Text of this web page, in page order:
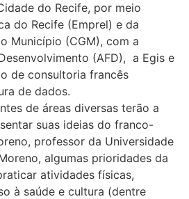
do Recife, por meio
do Recife (Emprel) e da
Município (CGM), com a
(AFD), a Egis e
de consultoria francês
de dados.
de áreas diversas terão a
suas ideias do franco-
professor da Universidade
algumas prioridades da
atividades físicas,
à saúde e cultura (dentre